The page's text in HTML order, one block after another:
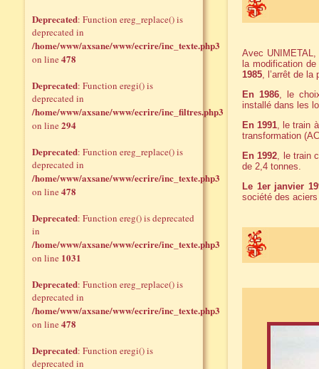
Avec
la modification
1985, l’arrêt de la
En 1986, le
installé dans les
En 1991, le train
transformation
En 1992, le train
de 2,4 tonnes.
Le 1er janvier
société des aciers
Deprecated: Function ereg_replace() is
deprecated in
/home/www/axsane/www/ecrire/inc_texte.php3
on line478
Deprecated: Function eregi() is
deprecated in
/home/www/axsane/www/ecrire/inc_filtres.php3
on line294
Deprecated: Function ereg_replace() is
deprecated in
/home/www/axsane/www/ecrire/inc_texte.php3
on line478
Deprecated: Function ereg() is deprecated
in
/home/www/axsane/www/ecrire/inc_texte.php3
on line 1031
Deprecated: Function ereg_replace() is
deprecated in
/home/www/axsane/www/ecrire/inc_texte.php3
on line478
Deprecated: Function eregi() is
deprecated in